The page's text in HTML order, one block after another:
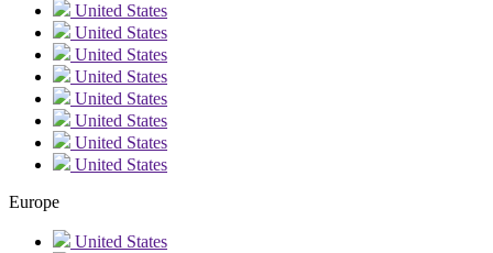
United States
United States
United States
United States
United States
United States
United States
United States
Europe
United States